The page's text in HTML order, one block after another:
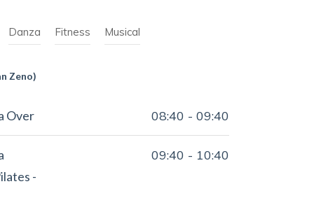
Danza Fitness Musical
Zeno)
Over 08:40 -09:40
-
09:40 - 10:40